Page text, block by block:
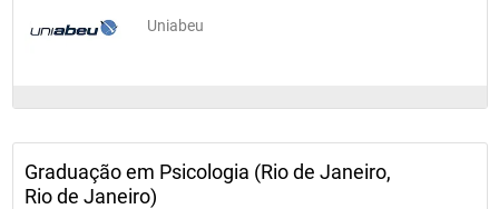
Uniabeu
Graduação em Psicologia (Rio de Janeiro,
Rio de Janeiro)